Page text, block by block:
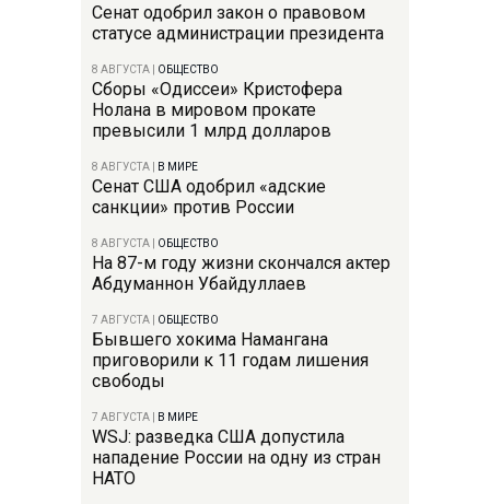
Сенат одобрил закон о правовом
статусе администрации президента
8 АВГУСТА ОБЩЕСТВО
Сборы «Одиссеи» Кристофера
Нолана в мировом прокате
превысили 1 млрд долларов
8 АВГУСТА В МИРЕ
Сенат США одобрил «адские
санкции» против России
8 АВГУСТА ОБЩЕСТВО
На 87-м году жизни скончался актер
Абдуманнон Убайдуллаев
7 АВГУСТА ОБЩЕСТВО
Бывшего хокима Намангана
приговорили к 11 годам лишения
свободы
7 АВГУСТА В МИРЕ
WSJ: разведка США допустила
нападение России на одну из стран
НАТО